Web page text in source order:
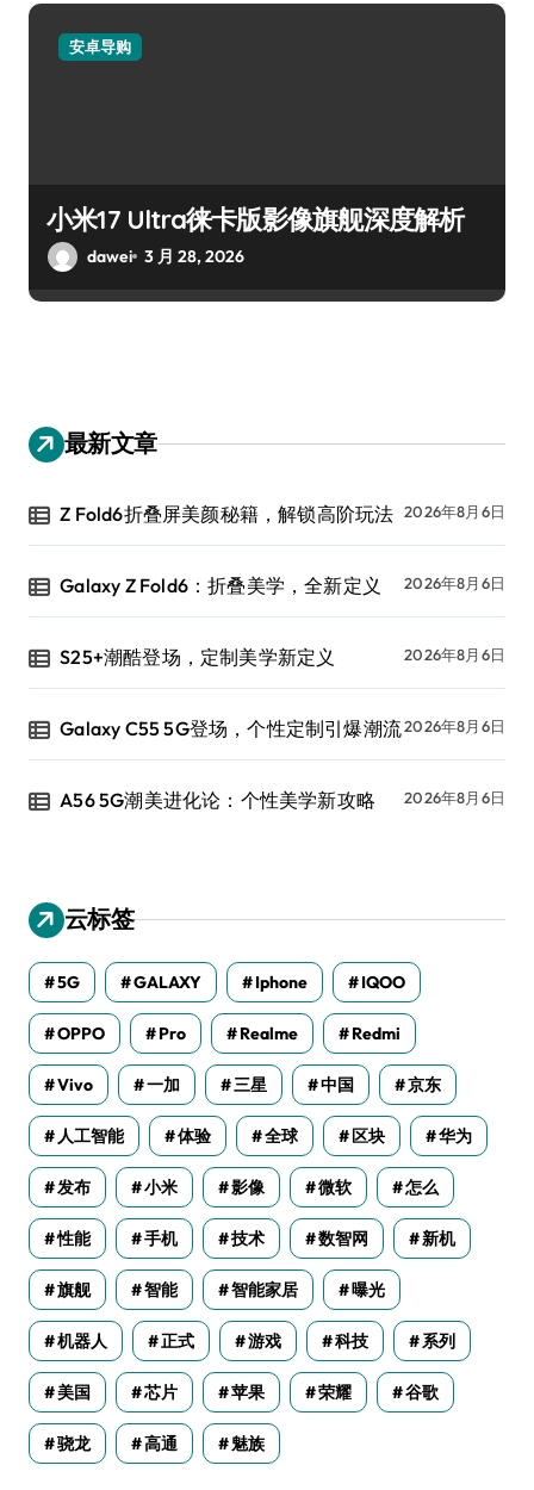
安卓导购
小米17 Ultra徕卡版影像旗舰深度解析
dawei 3 月 28, 2026
最新文章
Z Fold6折叠屏美颜秘籍，解锁高阶玩法 2026年8月6日
Galaxy Z Fold6：折叠美学，全新定义 2026年8月6日
S25+潮酷登场，定制美学新定义 2026年8月6日
Galaxy C55 5G登场，个性定制引爆潮流2026年8月6日
A56 5G潮美进化论：个性美学新攻略 2026年8月6日
云标签
5G GALAXY Iphone IQOO
OPPO Pro Realme Redmi
Vivo 一加 三星 中国 京东
人工智能 体验 全球 区块 华为
发布 小米 影像 微软 怎么
性能 手机 技术 数智网 新机
旗舰 智能 智能家居 曝光
机器人 正式 游戏 科技 系列
美国 芯片 苹果 荣耀 谷歌
骁龙 高通 魅族